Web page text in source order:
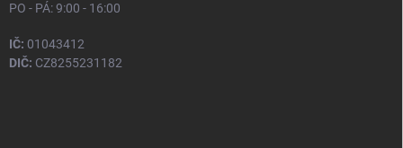
PO - PÁ: 9:00 - 16:00
IČ: 01043412
DIČ: CZ8255231182